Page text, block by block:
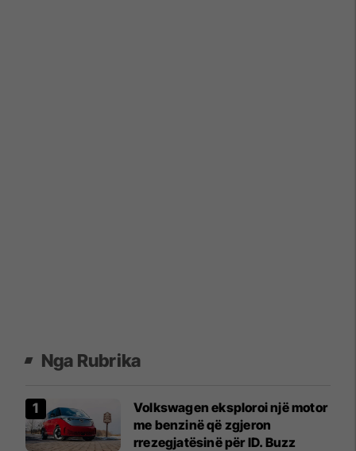
Nga Rubrika
Volkswagen eksploroi një motor
me benzinë që zgjeron
rrezegjatësinë për ID. Buzz